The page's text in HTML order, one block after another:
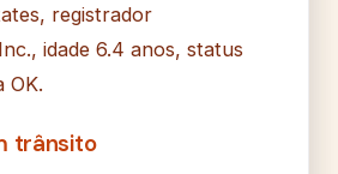
registrador
idade 6.4 anos, status
OK.
trânsito